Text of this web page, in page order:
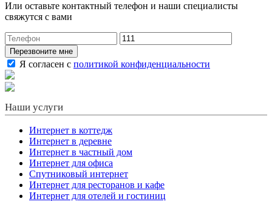
Или оставьте контактный телефон и наши специалисты
свяжутся с вами
Перезвоните мне
Я согласен с политикой конфиденциальности
Наши услуги
Интернет в коттедж
Интернет в деревне
Интернет в частный дом
Интернет для офиса
Спутниковый интернет
Интернет для ресторанов и кафе
Интернет для отелей и гостиниц